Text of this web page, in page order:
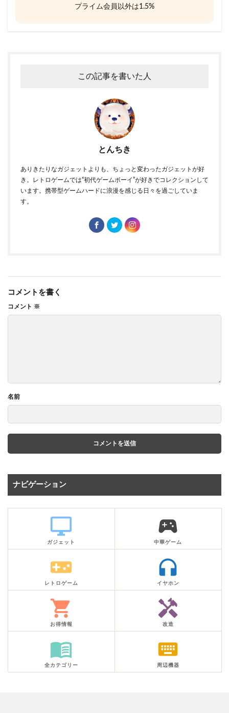
プライム会員以外は1.5%
この記事を書いた人
とんちき
ありきたりなガジェットよりも、ちょっと変わったガジェットが好
き。レトロゲームでは“初代ゲームボーイ”が好きでコレクションして
います。携帯型ゲームハードに浪漫を感じる日々を過ごしていま
す。
コメントを書く
コメント ※
名前
ナビゲーション
desktop_windows
ガジェット
sports_esports
中華ゲーム
videogame_asset
レトロゲーム
headphones
イヤホン
shopping_cart
お得情報
handyman
改造
menu_book
全カテゴリー
keyboard
周辺機器